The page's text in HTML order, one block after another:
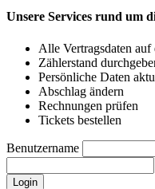
Unsere Services rund um
Alle Vertragsdaten
Zählerstand
Persönliche Daten
Abschlag ändern
Rechnungen prüfen
Tickets bestellen
Benutzername
Login